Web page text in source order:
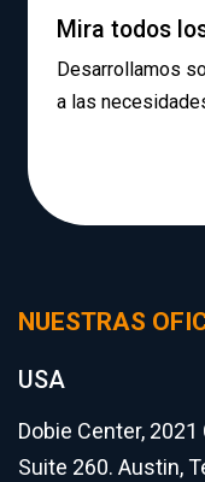
Mira todos
Desarrollamos
a las
NUESTRAS
USA
Dobie Center, 2021
Suite 260. Austin,